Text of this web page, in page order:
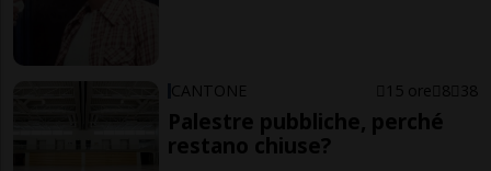
CANTONE 15 ore 8 38
Palestre pubbliche, perché
restano chiuse?